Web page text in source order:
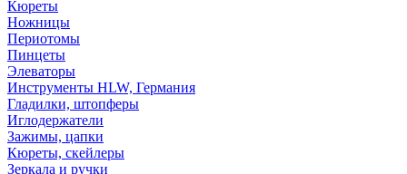
Кюреты
Ножницы
Периотомы
Пинцеты
Элеваторы
Инструменты HLW, Германия
Гладилки, штопферы
Иглодержатели
Зажимы, цапки
Кюреты, скейлеры
Зеркала и ручки